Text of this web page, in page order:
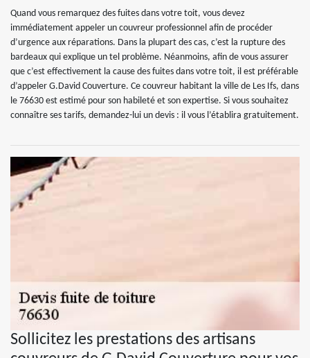
Quand vous remarquez des fuites dans votre toit, vous devez
immédiatement appeler un couvreur professionnel afin de procéder
d’urgence aux réparations. Dans la plupart des cas, c’est la rupture des
bardeaux qui explique un tel problème. Néanmoins, afin de vous assurer
que c’est effectivement la cause des fuites dans votre toit, il est préférable
d’appeler G.David Couverture. Ce couvreur habitant la ville de Les Ifs, dans
le 76630 est estimé pour son habileté et son expertise. Si vous souhaitez
connaître ses tarifs, demandez-lui un devis : il vous l’établira gratuitement.
Sollicitez les prestations des artisans